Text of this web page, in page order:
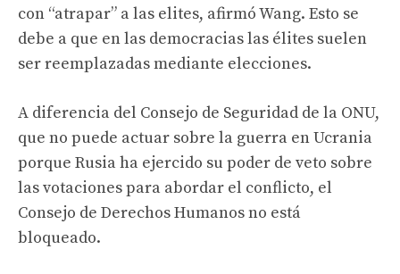
con “atrapar” a las elites, afirmó Wang. Esto se
debe a que en las democracias las élites suelen
ser reemplazadas mediante elecciones.
A diferencia del Consejo de Seguridad de la ONU,
que no puede actuar sobre la guerra en Ucrania
porque Rusia ha ejercido su poder de veto sobre
las votaciones para abordar el conflicto, el
Consejo de Derechos Humanos no está
bloqueado.